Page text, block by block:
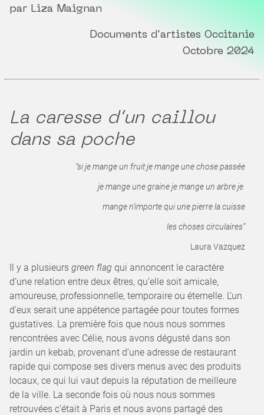
par Liza Maignan
Documents d'artistes Occitanie
Octobre 2024
La caresse d’un caillou
dans sa poche
“si je mange un fruit je mange une chose passée
je mange une graine je mange un arbre je
mange n’importe qui une pierre la cuisse
les choses circulaires”
Laura Vazquez
Il y a plusieurs green flag qui annoncent le caractère
d’une relation entre deux êtres, qu’elle soit amicale,
amoureuse, professionnelle, temporaire ou éternelle. L’un
d'eux serait une appétence partagée pour toutes formes
gustatives. La première fois que nous nous sommes
rencontrées avec Célie, nous avons dégusté dans son
jardin un kebab, provenant d’une adresse de restaurant
rapide qui compose ses divers menus avec des produits
locaux, ce qui lui vaut depuis la réputation de meilleure
de la ville. La seconde fois où nous nous sommes
retrouvées c’était à Paris et nous avons partagé des